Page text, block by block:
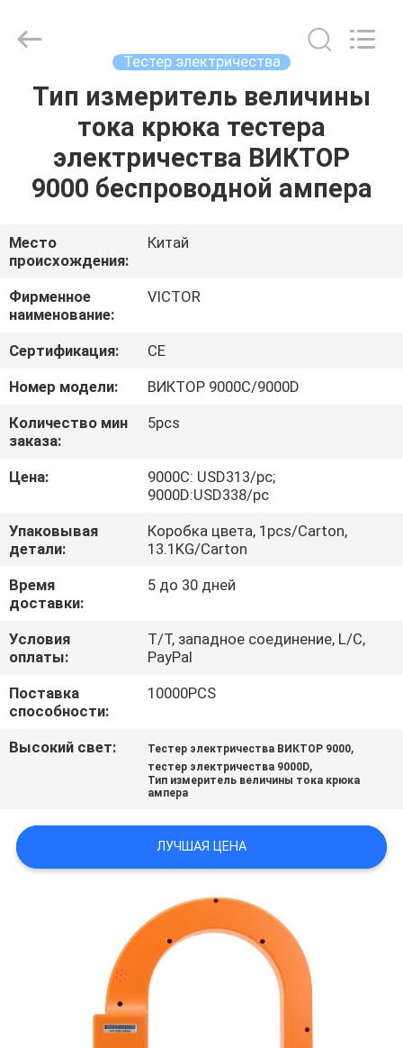
ДОМ
ПРОДУКТЫ
НАС
ПУТЕШЕСТВИЕ
ФАБРИКИ
ПРОВЕРКА
КАЧЕСТВА
СВЯЖИТЕСЬ
НОВОСТИ
СЛУЧАИ
САЙТА
Rights
Тестер электричества
Тип измеритель величины
тока крюка тестера
электричества ВИКТОР
9000 беспроводной ампера
Место
происхождения:
Китай
Фирменное
наименование:
VICTOR
Сертификация:
CE
Номер модели:
ВИКТОР 9000C/9000D
Количество мин
заказа:
5pcs
Цена:
9000C: USD313/pc;
9000D:USD338/pc
Упаковывая
детали:
Коробка цвета, 1pcs/Carton,
13.1KG/Carton
Время
доставки:
5 до 30 дней
Условия
оплаты:
T/T, западное соединение, L/C,
PayPal
Поставка
способности:
10000PCS
Высокий свет: Тестер электричества ВИКТОР 9000,
тестер электричества 9000D,
Тип измеритель величины тока крюка
ампера
ЛУЧШАЯ ЦЕНА